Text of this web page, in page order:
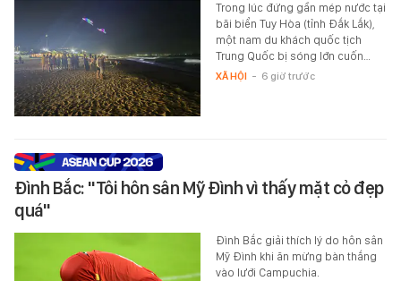
Trong lúc đứng gần mép nước tại
bãi biển Tuy Hòa (tỉnh Đắk Lắk),
một nam du khách quốc tịch
Trung Quốc bị sóng lớn cuốn…
XÃ HỘI - 6 giờ trước
Đình Bắc: "Tôi hôn sân Mỹ Đình vì thấy mặt cỏ đẹp
quá"
Đình Bắc giải thích lý do hôn sân
Mỹ Đình khi ăn mừng bàn thắng
vào lưới Campuchia.